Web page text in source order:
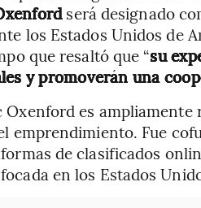
será designado
los Estados Unidos de
que resaltó que “su
y promoverán una
Oxenford es
emprendimiento. Fue
de clasificados
en los Estados